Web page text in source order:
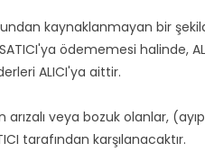
kaynaklanmayan bir
ödememesi halinde,
ALICI'ya aittir.
veya bozuk olanlar,
tarafından karşılanacaktır.